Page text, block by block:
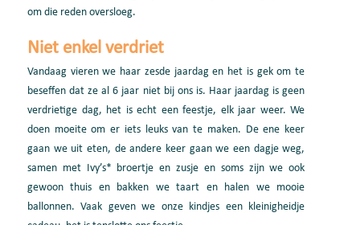
om die reden oversloeg.
Niet enkel verdriet
Vandaag vieren we haar zesde jaardag en het is gek om te
beseffen dat ze al 6 jaar niet bij ons is. Haar jaardag is geen
verdrietige dag, het is echt een feestje, elk jaar weer. We
doen moeite om er iets leuks van te maken. De ene keer
gaan we uit eten, de andere keer gaan we een dagje weg,
samen met Ivy’s* broertje en zusje en soms zijn we ook
gewoon thuis en bakken we taart en halen we mooie
ballonnen. Vaak geven we onze kindjes een kleinigheidje